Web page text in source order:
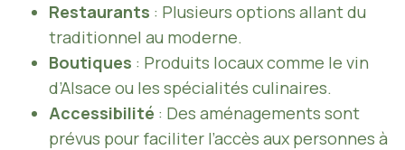
Restaurants : Plusieurs options allant du
traditionnel au moderne.
Boutiques : Produits locaux comme le vin
d’Alsace ou les spécialités culinaires.
Accessibilité : Des aménagements sont
prévus pour faciliter l’accès aux personnes à